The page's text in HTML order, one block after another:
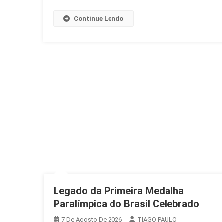
Continue Lendo
Legado da Primeira Medalha
Paralímpica do Brasil Celebrado
7 De Agosto De 2026
TIAGO PAULO